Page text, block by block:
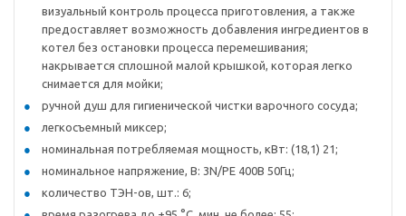
визуальный контроль процесса приготовления, а также
предоставляет возможность добавления ингредиентов в
котел без остановки процесса перемешивания;
накрывается сплошной малой крышкой, которая легко
снимается для мойки;
ручной душ для гигиенической чистки варочного сосуда;
легкосъемный миксер;
номинальная потребляемая мощность, кВт: (18,1) 21;
номинальное напряжение, В: 3N/PE 400В 50Гц;
количество ТЭН-ов, шт.: 6;